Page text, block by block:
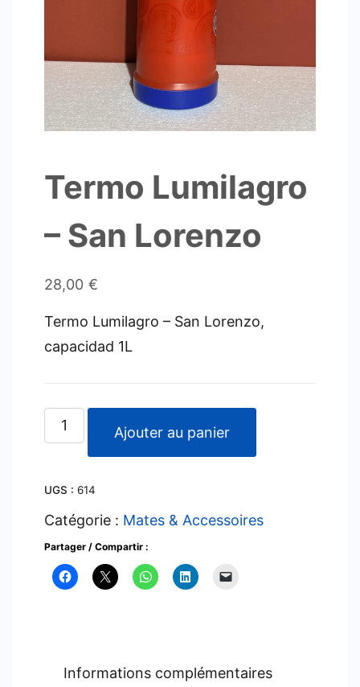
Termo Lumilagro
– San Lorenzo
28,00 €
Termo Lumilagro – San Lorenzo,
capacidad 1L
quantité
de
Lumilagro
-
San
Lorenzo
Ajouter au panier
UGS : 614
Catégorie : Mates & Accessoires
Partager / Compartir :
Informations complémentaires